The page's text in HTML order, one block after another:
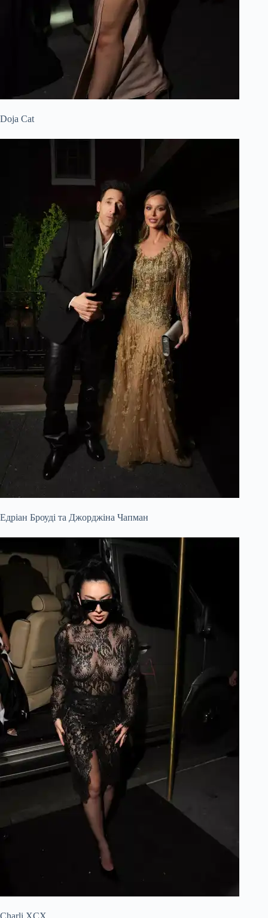
Doja Cat
Едріан Броуді та Джорджіна Чапман
Charli XCX